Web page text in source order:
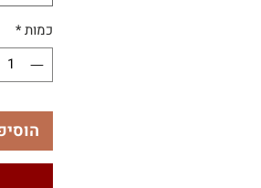
כמות*